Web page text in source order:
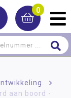
0
>
aan boord -